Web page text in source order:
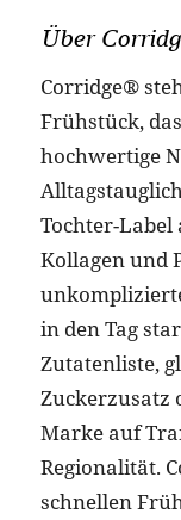
Über
Corridge®
Frühstück,
hochwertige
Tochter-Label
Kollagen und
in den Tag
Zutatenliste,
Zuckerzusatz
Marke auf
Regionalität.
schnellen